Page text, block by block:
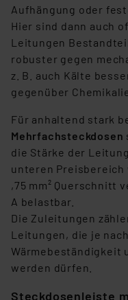
Aufhängung oder
Hier sind dann auch
Leitungen
robuster gegen
z. B. auch Kälte
gegenüber
Für anhaltend stark
Mehrfachsteckdosen
die Stärke der
unteren
,75 mm² Querschnitt
A belastbar.
Die Zuleitungen
Leitungen, die je
Wärmebeständigkeit
werden dürfen.
Steckdosenleiste